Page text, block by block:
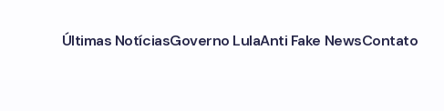
Últimas NotíciasGoverno LulaAnti Fake NewsContato